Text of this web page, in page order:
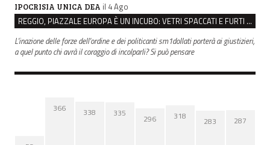
IPOCRISIA UNICA DEA il 4 Ago
REGGIO, PIAZZALE EUROPA È UN INCUBO: VETRI SPACCATI E FURTI SULLE AUTO IN SOSTA
L'inazione delle forze dell'ordine e dei politicanti sm1dollati porterà ai giustizieri,
a quel punto chi avrà il coraggio di incolparli? Si può pensare
366 338 335
296 318 283 287